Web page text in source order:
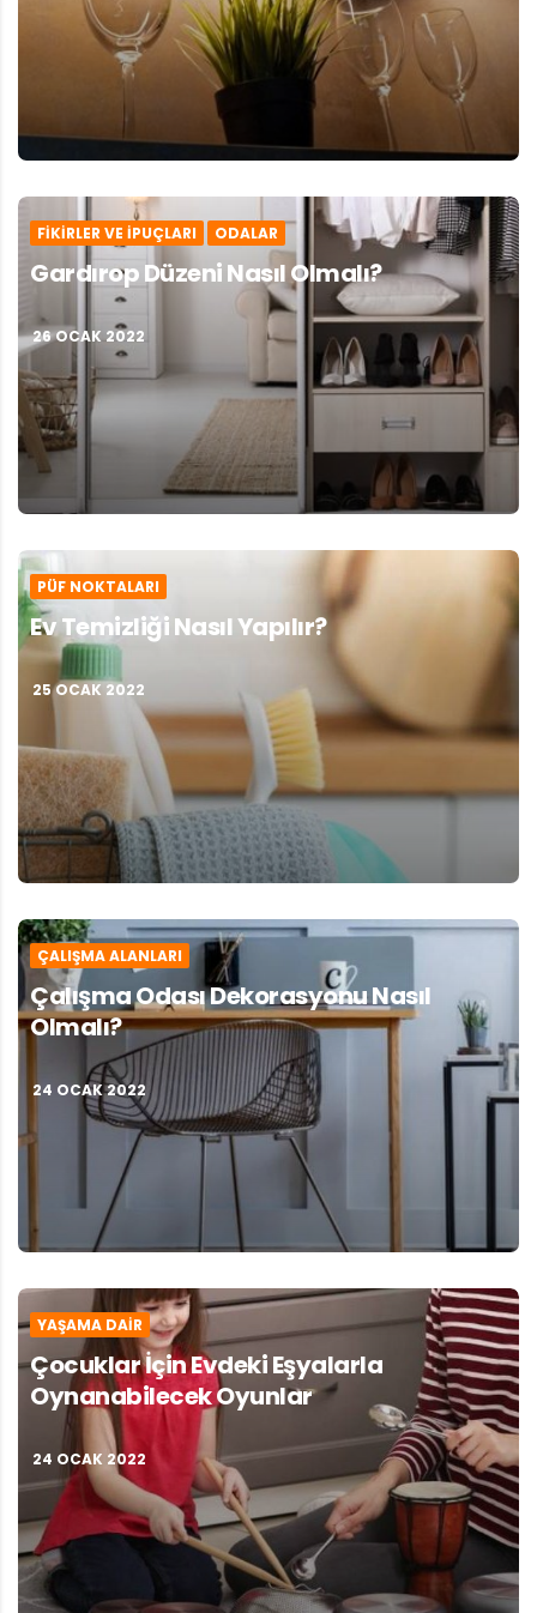
FIKIRLER VE İPUÇLARI ODALAR
Gardırop Düzeni Nasıl Olmalı?
26 OCAK 2022
PÜF NOKTALARI
Ev Temizliği Nasıl Yapılır?
25 OCAK 2022
ÇALIŞMA ALANLARI
Çalışma Odası Dekorasyonu Nasıl
Olmalı?
24 OCAK 2022
YAŞAMA DAIR
Çocuklar İçin Evdeki Eşyalarla
Oynanabilecek Oyunlar
24 OCAK 2022